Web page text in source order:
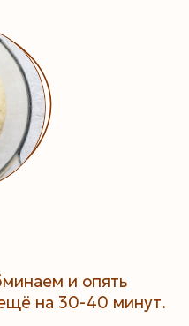
и опять
на 30-40 минут.